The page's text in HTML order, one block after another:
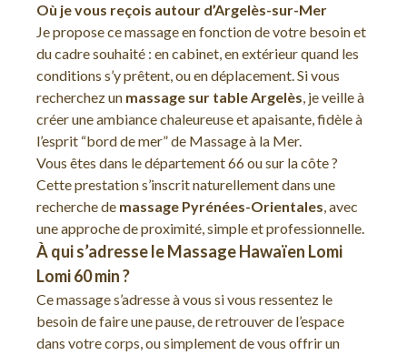
Où je vous reçois autour d’Argelès-sur-Mer
Je propose ce massage en fonction de votre besoin et
du cadre souhaité : en cabinet, en extérieur quand les
conditions s’y prêtent, ou en déplacement. Si vous
recherchez un massage sur table Argelès, je veille à
créer une ambiance chaleureuse et apaisante, fidèle à
l’esprit “bord de mer” de Massage à la Mer.
Vous êtes dans le département 66 ou sur la côte ?
Cette prestation s’inscrit naturellement dans une
recherche de massage Pyrénées-Orientales, avec
une approche de proximité, simple et professionnelle.
À qui s’adresse le Massage Hawaïen Lomi
Lomi 60 min ?
Ce massage s’adresse à vous si vous ressentez le
besoin de faire une pause, de retrouver de l’espace
dans votre corps, ou simplement de vous offrir un